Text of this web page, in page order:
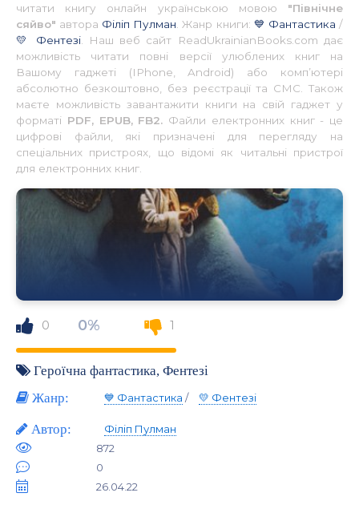
читати книгу онлайн українською мовою "Північне
сяйво" автора Філіп Пулман . Жанр книги: 💙 Фантастика /
💛 Фентезі. Наш веб сайт ReadUkrainianBooks.com дає
можливість читати повні версії улюблених книг на
Вашому гаджеті (IPhone, Android) або комп’ютері
абсолютно безкоштовно, без реєстрації та СМС. Також
маєте можливість завантажити книги на свій гаджет у
форматі PDF, EPUB, FB2. Файли електронних книг - це
цифрові файли, які призначені для перегляду на
спеціальних пристроях, що відомі як читальні пристрої
для електронних книг.
0 0% 1
Героїчна фантастика Фентезі
Жанр:
💙 Фантастика / 💛 Фентезі
Автор:
Філіп Пулман
872
0
26.04.22